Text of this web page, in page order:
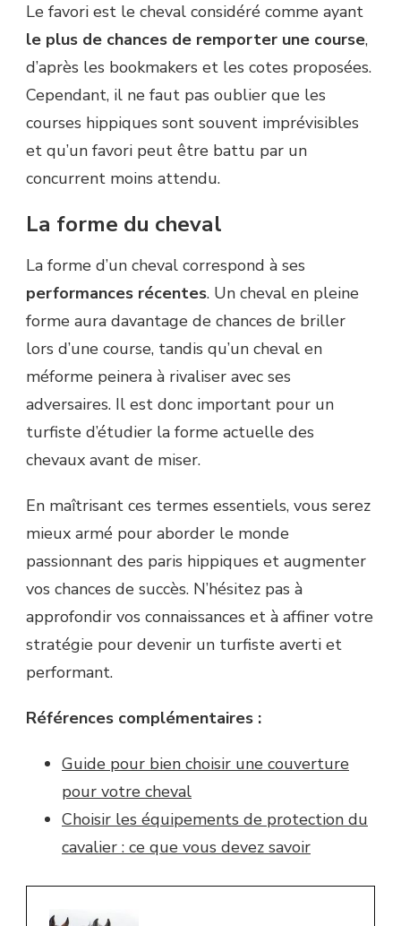
Le favori est le cheval considéré comme ayant
le plus de chances de remporter une course,
d’après les bookmakers et les cotes proposées.
Cependant, il ne faut pas oublier que les
courses hippiques sont souvent imprévisibles
et qu’un favori peut être battu par un
concurrent moins attendu.
La forme du cheval
La forme d’un cheval correspond à ses
performances récentes. Un cheval en pleine
forme aura davantage de chances de briller
lors d’une course, tandis qu’un cheval en
méforme peinera à rivaliser avec ses
adversaires. Il est donc important pour un
turfiste d’étudier la forme actuelle des
chevaux avant de miser.
En maîtrisant ces termes essentiels, vous serez
mieux armé pour aborder le monde
passionnant des paris hippiques et augmenter
vos chances de succès. N’hésitez pas à
approfondir vos connaissances et à affiner votre
stratégie pour devenir un turfiste averti et
performant.
Références complémentaires :
Guide pour bien choisir une couverture
pour votre cheval
Choisir les équipements de protection du
cavalier : ce que vous devez savoir